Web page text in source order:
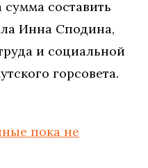
составить
Инна Сподина,
и социальной
горсовета.
пока не